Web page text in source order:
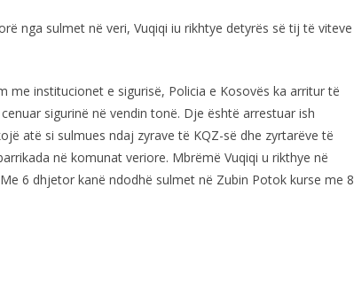
nga sulmet në veri, Vuqiqi iu rikhtye detyrës së tij të viteve
me institucionet e sigurisë, Policia e Kosovës ka arritur të
sigurinë në vendin tonë. Dje është arrestuar ish
atë si sulmues ndaj zyrave të KQZ-së dhe zyrtarëve të
në komunat veriore. Mbrëmë Vuqiqi u rikthye në
6 dhjetor kanë ndodhë sulmet në Zubin Potok kurse me 8